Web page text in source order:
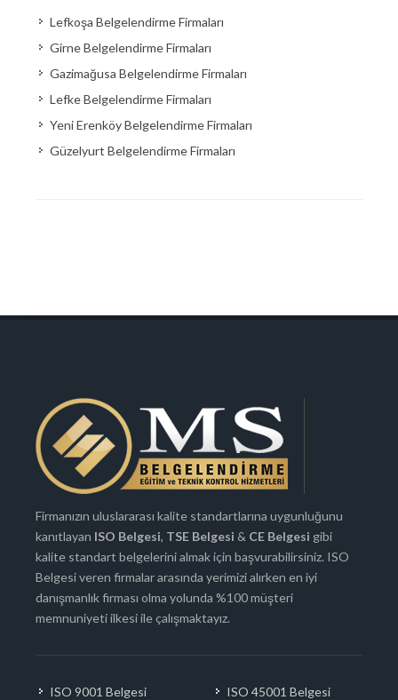
Lefkoşa Belgelendirme Firmaları
Girne Belgelendirme Firmaları
Gazimağusa Belgelendirme Firmaları
Lefke Belgelendirme Firmaları
Yeni Erenköy Belgelendirme Firmaları
Güzelyurt Belgelendirme Firmaları
Firmanızın uluslararası kalite standartlarına uygunluğunu
kanıtlayan ISO Belgesi, TSE Belgesi & CE Belgesi gibi
kalite standart belgelerini almak için başvurabilirsiniz. ISO
Belgesi veren firmalar arasında yerimizi alırken en iyi
danışmanlık firması olma yolunda %100 müşteri
memnuniyeti ilkesi ile çalışmaktayız.
ISO 9001 Belgesi
ISO 45001 Belgesi